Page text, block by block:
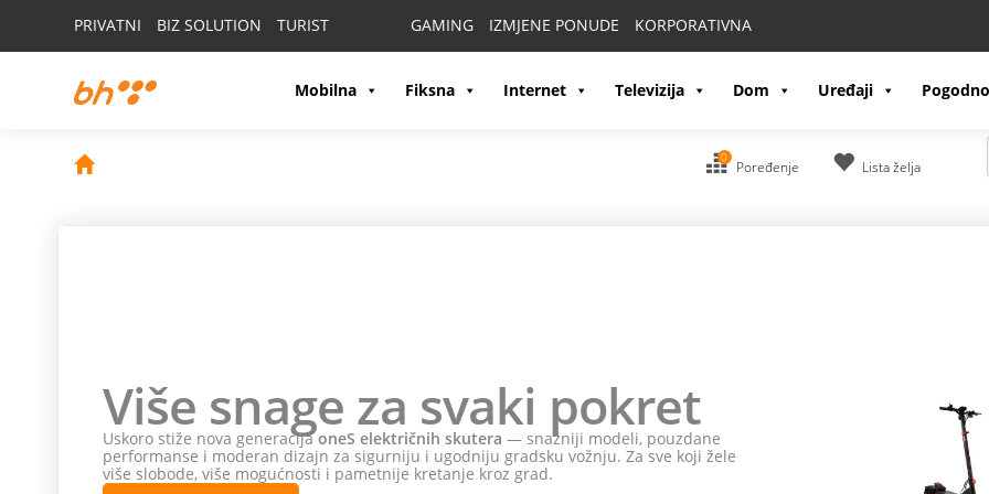
PRIVATNI BIZ SOLUTION TURIST GAMING IZMJENE PONUDE KORPORATIVNA
Mobilna Fiksna Internet Televizija Dom Uređaji
0
Poređenje Lista želja
Više snage za svaki pokret
Uskoro stiže nova generacijaoneS električnih skutera — snažniji modeli, pouzdane
performanse i moderan dizajn za sigurniju i ugodniju gradsku vožnju. Za sve koji žele
više slobode, više mogućnosti i pametnije kretanje kroz grad.